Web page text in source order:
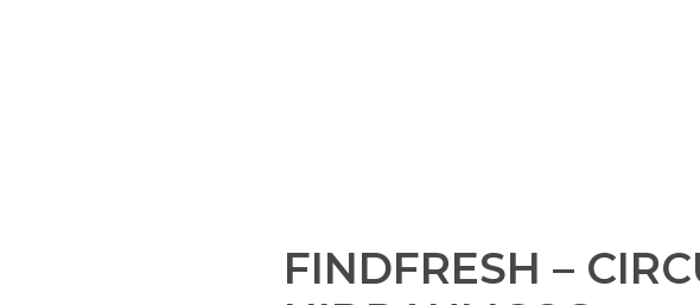
FINDFRESH –